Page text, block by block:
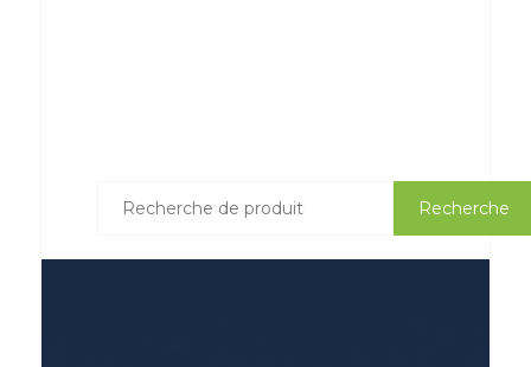
pour :
Recherche